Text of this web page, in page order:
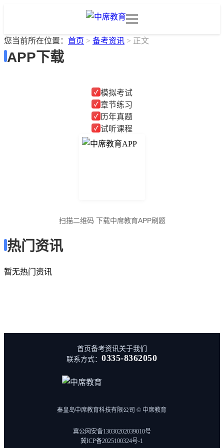
您当前所在位置： 首页 > 备考资讯 > 正文
APP下载
✓ 模拟考试
✓ 章节练习
✓ 历年真题
✓ 试听课程
扫描二维码 下载中席教育APP刷题
热门资讯
暂无热门资讯
首页备考资讯关于我们
联系方式：0335-8362050
秦皇岛中席教育科技有限公司 © 中席教育
冀公网安备13030202039010号
冀ICP备2025100324号-1